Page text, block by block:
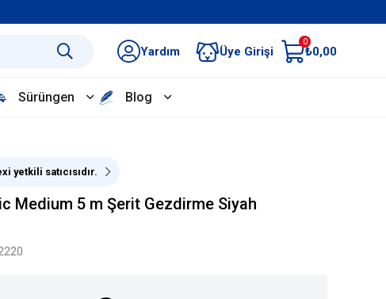
Yardım Üye Girişi
0
₺0,00
Sürüngen Blog
yetkili satıcısıdır.
Medium 5 m Şerit Gezdirme Siyah